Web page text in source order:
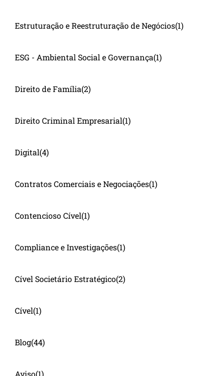
Estruturação e Reestruturação de Negócios(1)
ESG - Ambiental Social e Governança(1)
Direito de Família(2)
Direito Criminal Empresarial(1)
Digital(4)
Contratos Comerciais e Negociações(1)
Contencioso Cível(1)
Compliance e Investigações(1)
Cível Societário Estratégico(2)
Cível(1)
Blog(44)
Aviso(1)